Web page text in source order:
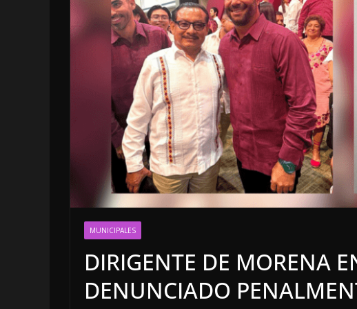
MUNICIPALES
DIRIGENTE DE MORENA
DENUNCIADO
LOCALES OPINIÓN
5 agosto, 2026